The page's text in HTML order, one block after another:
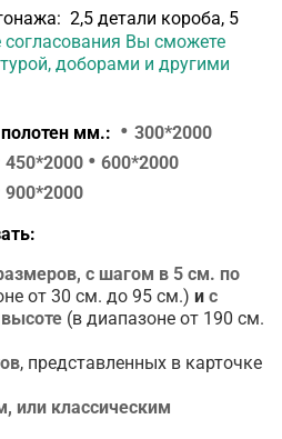
2,5 детали короба, 5
согласования Вы сможете
доборами и другими
мм.: • 300*2000
450*2000 • 600*2000
900*2000
, с шагом в 5 см. по
от 30 см. до 95 см.) и с
(в диапазоне от 190 см.
, представленных в карточке
или классическим